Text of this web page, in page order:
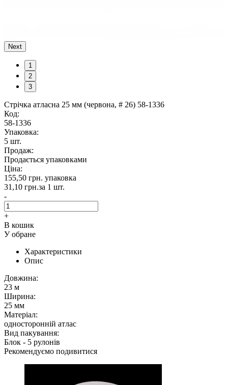
Next
1
2
3
Стрічка атласна 25 мм (червона, # 26) 58-1336
Код:
58-1336
Упаковка:
5 шт.
Продаж:
Продається упаковками
Ціна:
155,50 грн. упаковка
31,10 грн.за 1 шт.
-
+
В кошик
У обране
Характеристики
Опис
Довжина:
23 м
Ширина:
25 мм
Матеріал:
односторонній атлас
Вид пакування:
Блок - 5 рулонів
Рекомендуємо подивитися